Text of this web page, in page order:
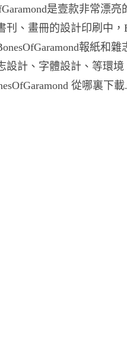
是壹款非常漂亮
刊、畫冊的設計印刷中，
報紙和
設計、字體設計、等環境
從哪裏下